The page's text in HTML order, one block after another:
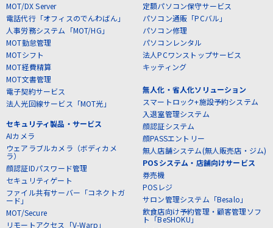
MOT/DX Server
電話代行「オフィスのでんわばん」
人事労務システム「MOT/HG」
MOT勤怠管理
MOTシフト
MOT経費精算
MOT文書管理
電子契約サービス
法人光回線サービス「MOT光」
セキュリティ製品・サービス
AIカメラ
ウェアラブルカメラ（ボディカメ
ラ）
顔認証IDパスワード管理
セキュリティゲート
ファイル共有サーバー「コネクトガ
ード」
MOT/Secure
リモートアクセス「V-Warp」
定額パソコン保守サービス
パソコン通販「PCバル」
パソコン修理
パソコンレンタル
法人PCワンストップサービス
キッティング
無人化・省人化ソリューション
スマートロック+施設予約システム
入退室管理システム
顔認証システム
顔PASSエントリー
無人店舗システム(無人販売店・ジム)
POSシステム・店舗向けサービス
券売機
POSレジ
サロン管理システム「Besalo」
飲食店向け予約管理・顧客管理ソフ
ト「BeSHOKU」